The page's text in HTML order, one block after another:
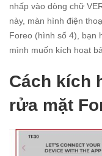
nhấp vào dòng chữ
này, màn hình điện
Foreo (hình số 4), bạn
mình muốn kích hoạt
Cách kích
rửa mặt